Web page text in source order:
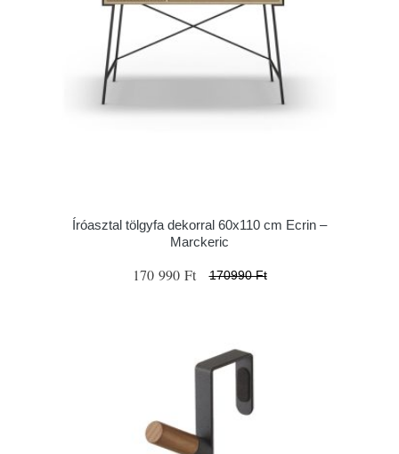
Íróasztal tölgyfa dekorral 60x110 cm Ecrin –
Marckeric
170 990 Ft 170990 Ft